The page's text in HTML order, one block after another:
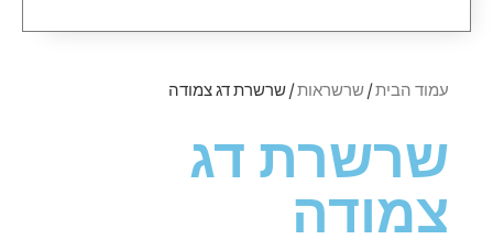
עמוד הבית/שרשראות/ שרשרת דג צמודה
שרשרת דג
צמודה